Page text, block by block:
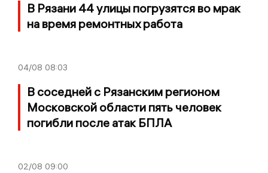
В Рязани 44 улицы погрузятся во мрак
на время ремонтных работа
04/08 08:03
В соседней с Рязанским регионом
Московской области пять человек
погибли после атак БПЛА
02/08 09:00